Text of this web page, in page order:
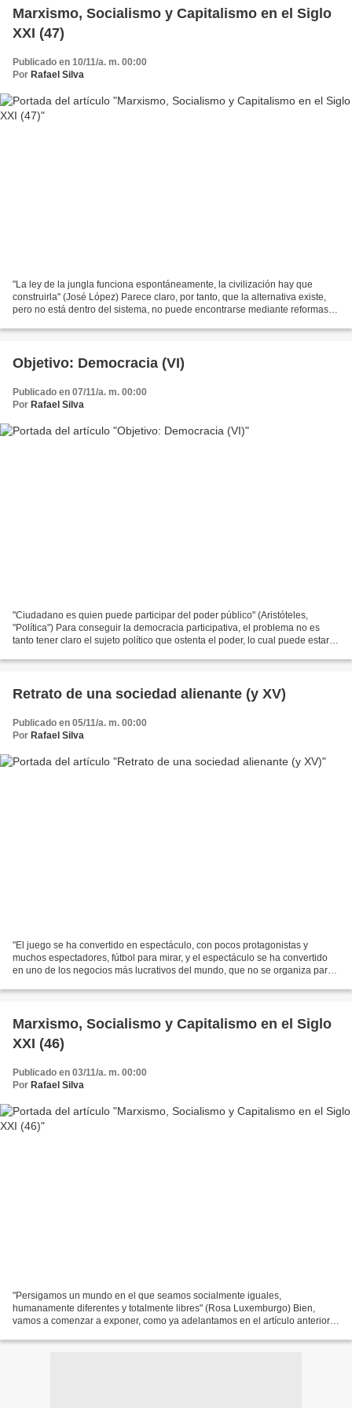
Marxismo, Socialismo y Capitalismo en el Siglo
XXI (47)
Publicado en 10/11/a. m. 00:00
Por Rafael Silva
"La ley de la jungla funciona espontáneamente, la civilización hay que
construirla" (José López) Parece claro, por tanto, que la alternativa existe,
pero no está dentro del sistema, no puede encontrarse mediante reformas,
Objetivo: Democracia (VI)
Publicado en 07/11/a. m. 00:00
Por Rafael Silva
"Ciudadano es quien puede participar del poder público" (Aristóteles,
"Política") Para conseguir la democracia participativa, el problema no es
tanto tener claro el sujeto político que ostenta el poder, lo cual puede estar
Retrato de una sociedad alienante (y XV)
Publicado en 05/11/a. m. 00:00
Por Rafael Silva
"El juego se ha convertido en espectáculo, con pocos protagonistas y
muchos espectadores, fútbol para mirar, y el espectáculo se ha convertido
en uno de los negocios más lucrativos del mundo, que no se organiza para
Marxismo, Socialismo y Capitalismo en el Siglo
XXI (46)
Publicado en 03/11/a. m. 00:00
Por Rafael Silva
"Persigamos un mundo en el que seamos socialmente iguales,
humanamente diferentes y totalmente libres" (Rosa Luxemburgo) Bien,
vamos a comenzar a exponer, como ya adelantamos en el artículo anterior